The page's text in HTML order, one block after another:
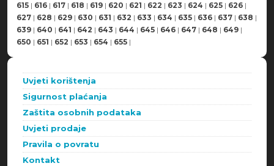
615 | 616 | 617 | 618 | 619 | 620 | 621 | 622 | 623 | 624 | 625 | 626 |
627 | 628 | 629 | 630 | 631 | 632 | 633 | 634 | 635 | 636 | 637 | 638 |
639 | 640 | 641 | 642 | 643 | 644 | 645 | 646 | 647 | 648 | 649 |
650 | 651 | 652 | 653 | 654 | 655 |
Uvjeti korištenja
Sigurnost plaćanja
Zaštita osobnih podataka
Uvjeti prodaje
Pravila o povratu
Kontakt